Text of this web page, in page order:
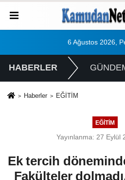
6 Ağustos 2026,
HABERLER
Haberler EĞİTİM
EĞİTİM
Yayınlanma: 27 Eylül
Ek tercih
Fakülteler